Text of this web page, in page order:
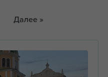
Далее »